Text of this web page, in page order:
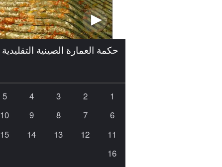
حكمة العمارة الصينية التقليدية
1
2
3
4
5
6
7
8
9
10
11
12
13
14
15
16